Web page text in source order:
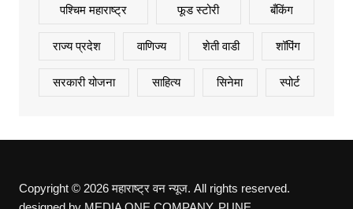
पश्चिम महाराष्ट्र फूड स्टोरी बँकिंग
राज्य प्रदेश वाणिज्य शेती वाडी शॉपिंग
सरकारी योजना साहित्य सिनेमा स्पोर्ट
Copyright © 2026 महाराष्ट्र वन न्यूज. All rights reserved.